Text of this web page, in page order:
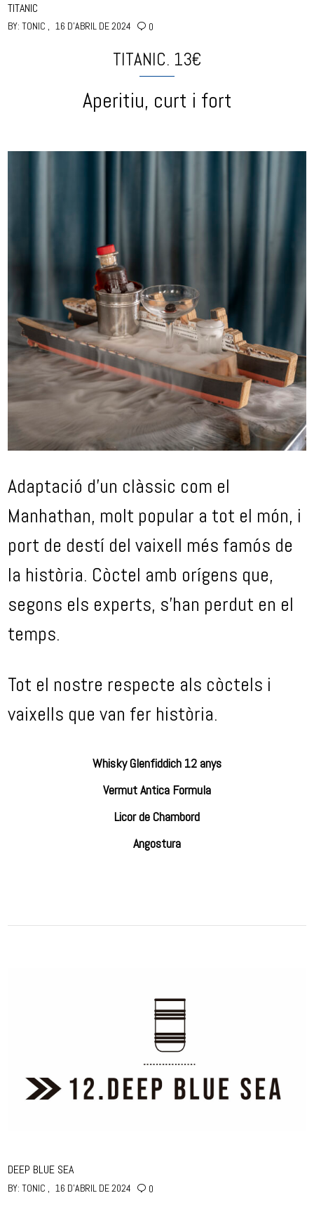
TITANIC
BY:TONIC 16 D'ABRIL DE 2024 0
TITANIC. 13€
Aperitiu, curt i fort
Adaptació d’un clàssic com el
Manhathan, molt popular a tot el món, i
port de destí del vaixell més famós de
la història. Còctel amb orígens que,
segons els experts, s’han perdut en el
temps.
Tot el nostre respecte als còctels i
vaixells que van fer història.
Whisky Glenfiddich 12 anys
Vermut Antica Formula
Licor de Chambord
Angostura
DEEP BLUE SEA
BY:TONIC 16 D'ABRIL DE 2024 0